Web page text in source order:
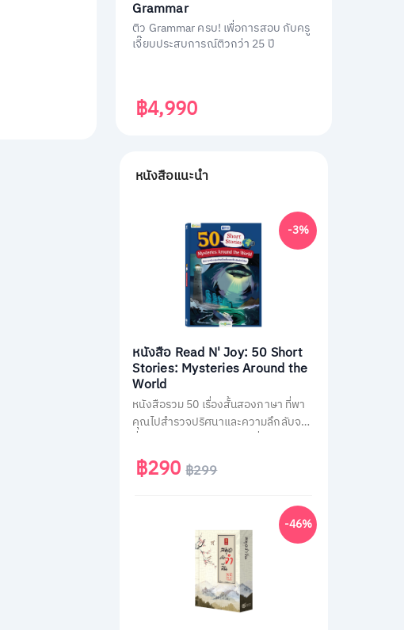
Grammar
ติว Grammar ครบ! เพื่อการสอบ กับครู
เจี๊ยบประสบการณ์ติวกว่า 25 ปี
฿4,990
หนังสือแนะนำ
หนังสือ Read N' Joy: 50 Short
Stories: Mysteries Around the
World
หนังสือรวม 50 เรื่องสั้นสองภาษา ที่พา
คุณไปสำรวจปริศนาและความลึกลับจาก
และสามเหลี่ยมเบอร์มิวด้า อ่านง่าย จบใน
หน้าเดียว พร้อม QR Code ฟังเสียง
1,500 คำ ช่วยพัฒนาทักษะอ่าน-ฟัง
ภาษาอังกฤษได้อย่างสนุกสนาน เหมาะ
สำหรับผู้ที่ชอบเรื่องลึกลับและต้องการ
ฝึกภาษาในเวลาเดียวกัน
-3%
฿290฿299
-46%